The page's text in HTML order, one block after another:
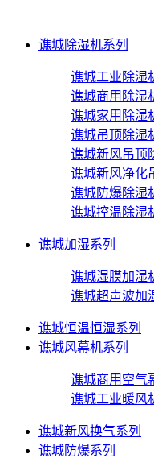
谯城除湿机系列
谯城工业除湿
谯城商用除湿
谯城家用除湿
谯城吊顶除湿
谯城新风吊顶
谯城新风净化
谯城防爆除湿
谯城控温除湿
谯城加湿系列
谯城湿膜加湿
谯城超声波加
谯城恒温恒湿系列
谯城风幕机系列
谯城商用空气
谯城工业暖风
谯城新风换气系列
谯城防爆系列